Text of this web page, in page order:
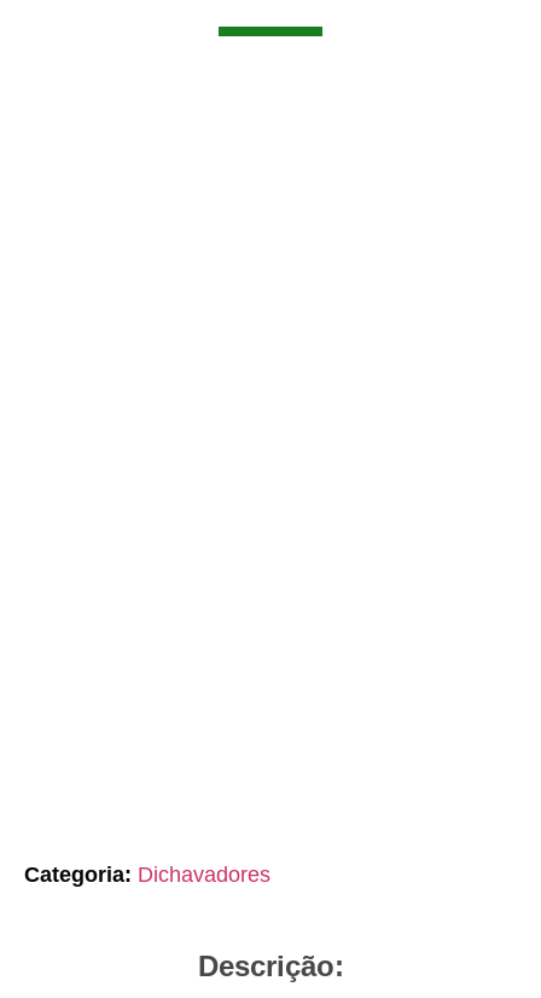
Categoria: Dichavadores
Descrição: